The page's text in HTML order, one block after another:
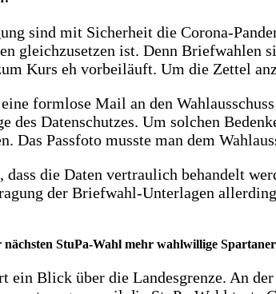
sind mit Sicherheit die Corona-
gleichzusetzen ist. Denn Briefwahlen
Kurs eh vorbeiläuft. Um die Zettel
formlose Mail an den
Datenschutzes. Um solchen
Das Passfoto musste man dem
die Daten vertraulich behandelt
der Briefwahl-Unterlagen
StuPa-Wahl mehr wahlwillige
Blick über die Landesgrenze. An